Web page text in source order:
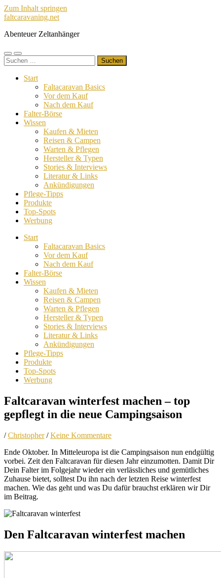
Zum Inhalt springen
faltcaravaning.net
Abenteuer Zeltanhänger
Mobile-
Menü
Suchfeld
ein-/ausblenden
Suchen
nach:
Start
Faltacaravan Basics
Vor dem Kauf
Nach dem Kauf
Falter-Börse
Wissen
Kaufen & Mieten
Reisen & Campen
Warten & Pflegen
Hersteller & Typen
Stories & Interviews
Literatur & Links
Ankündigungen
Pflege-Tipps
Produkte
Top-Spots
Werbung
Start
Faltacaravan Basics
Vor dem Kauf
Nach dem Kauf
Falter-Börse
Wissen
Kaufen & Mieten
Reisen & Campen
Warten & Pflegen
Hersteller & Typen
Stories & Interviews
Literatur & Links
Ankündigungen
Pflege-Tipps
Produkte
Top-Spots
Werbung
Faltcaravan winterfest machen – top
gepflegt in die neue Campingsaison
/Christopher /Keine Kommentare
Ende Oktober. In Mitteleuropa ist die Campingsaison nun endgültig
vorbei. Zeit den Faltcaravan für diesen Jahr einzumotten. Damit Dir
Dein Falter im Folgejahr wieder ein verlässliches und gemütliches
Zuhause bietet, solltest Du ihn nach der letzten Reise winterfest
machen. Wie das geht und was Du dafür brauchst erklären wir Dir
im Beitrag.
Den Faltcaravan winterfest machen